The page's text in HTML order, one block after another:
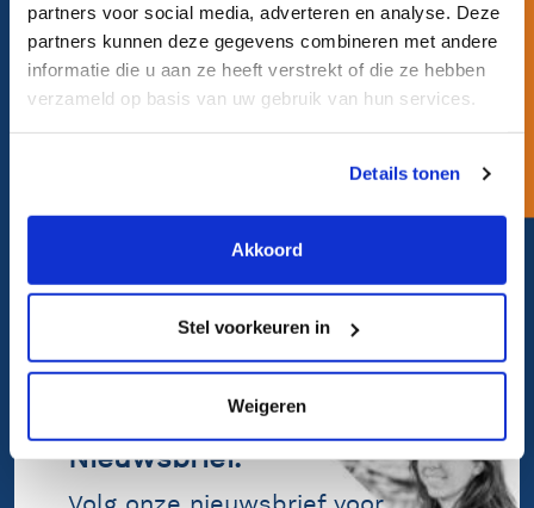
partners voor social media, adverteren en analyse. Deze
partners kunnen deze gegevens combineren met andere
informatie die u aan ze heeft verstrekt of die ze hebben
verzameld op basis van uw gebruik van hun services.
Details tonen
Akkoord
Stel voorkeuren in
Weigeren
Direct contact.
Bel ons op 072 562 80 88
en spreek een specialist
Atimo bellen
Nieuwsbrief.
Een korte vraag